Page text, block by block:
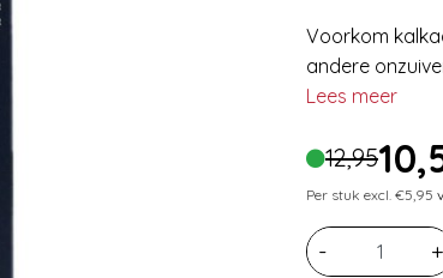
Voorkom
andere
Lees meer
12,95
Per stuk excl. €5,95
- +